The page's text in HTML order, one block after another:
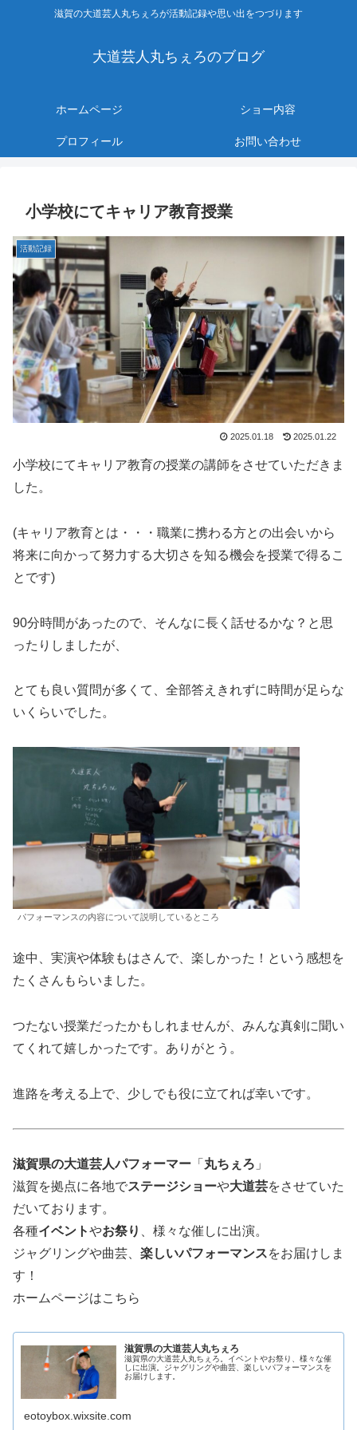
滋賀の大道芸人丸ちぇろが活動記録や思い出をつづります
大道芸人丸ちぇろのブログ
ホームページ ショー内容
プロフィール お問い合わせ
小学校にてキャリア教育授業
活動記録
2025.01.18 2025.01.22
小学校にてキャリア教育の授業の講師をさせていただきま
した。
(キャリア教育とは・・・職業に携わる方との出会いから
将来に向かって努力する大切さを知る機会を授業で得るこ
とです)
90分時間があったので、そんなに長く話せるかな？と思
ったりしましたが、
とても良い質問が多くて、全部答えきれずに時間が足らな
いくらいでした。
パフォーマンスの内容について説明しているところ
途中、実演や体験もはさんで、楽しかった！という感想を
たくさんもらいました。
つたない授業だったかもしれませんが、みんな真剣に聞い
てくれて嬉しかったです。ありがとう。
進路を考える上で、少しでも役に立てれば幸いです。
滋賀県の大道芸人パフォーマー 「 丸ちぇろ 」
滋賀を拠点に各地でステージショーや大道芸をさせていた
だいております。
各種イベントやお祭り
、様々な催しに出演。
ジャグリングや曲芸、 楽しいパフォーマンスをお届けしま
す！
ホームページはこちら
滋賀県の大道芸人丸ちぇろ
滋賀県の大道芸人丸ちぇろ。イベントやお祭り、様々な催
しに出演。ジャグリングや曲芸、楽しいパフォーマンスを
お届けします。
eotoybox.wixsite.com